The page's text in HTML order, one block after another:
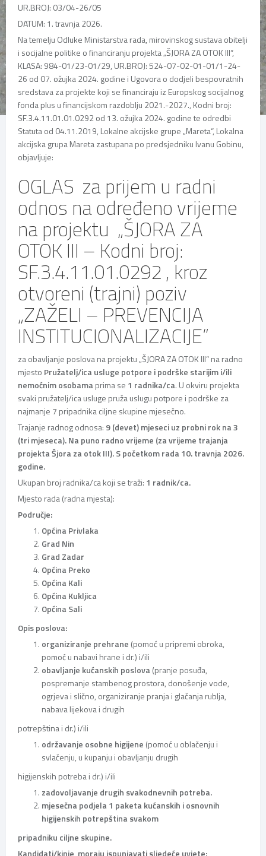
UR.BROJ: 03/04-26/05
DATUM: 1. travnja 2026.
Na temelju Odluke Ministarstva rada, mirovinskog sustava obitelji
i socijalne politike o financiranju projekta „ŠJORA ZA OTOK III“,
KLASA: 984-01/23-01/29, UR.BROJ: 524-07-02-01-01/1-24-
26 od 07. ožujka 2024. godine i Ugovora o dodjeli bespovratnih
sredstava za projekte koji se financiraju iz Europskog socijalnog
fonda plus u financijskom razdoblju 2021.-2027., Kodni broj:
SF.3.4.11.01.01.0292 od 13. ožujka 2024. godine te odredbi
Statuta od 04.11.2019, Lokalne akcijske grupe „Mareta“, Lokalna
akcijska grupa Mareta zastupana po predsjedniku Ivanu Gobinu,
objavljuje:
OGLAS za prijem u radni
odnos na određeno vrijeme
na projektu „ŠJORA ZA
OTOK III – Kodni broj:
SF.3.4.11.01.0292 , kroz
otvoreni (trajni) poziv
„ZAŽELI – PREVENCIJA
INSTITUCIONALIZACIJE“
za obavljanje poslova na projektu „ŠJORA ZA OTOK III“ na radno
mjesto Pružatelj/ica usluge potpore i podrške starijim i/ili
nemoćnim osobama prima se 1 radnika/ca. U okviru projekta
svaki pružatelj/ica usluge pruža uslugu potpore i podrške za
najmanje 7 pripadnika ciljne skupine mjesečno.
Trajanje radnog odnosa: 9 (devet) mjeseci uz probni rok na 3
(tri mjeseca). Na puno radno vrijeme (za vrijeme trajanja
projekta Šjora za otok III). S početkom rada 10. travnja 2026.
godine.
Ukupan broj radnika/ca koji se traži: 1 radnik/ca.
Mjesto rada (radna mjesta):
Područje:
Općina Privlaka
Grad Nin
Grad Zadar
Općina Preko
Općina Kali
Općina Kukljica
Općina Sali
Opis poslova:
organiziranje prehrane (pomoć u pripremi obroka,
pomoć u nabavi hrane i dr.) i/ili
obavljanje kućanskih poslova (pranje posuđa,
pospremanje stambenog prostora, donošenje vode,
ogrjeva i slično, organiziranje pranja i glačanja rublja,
nabava lijekova i drugih
potrepština i dr.) i/ili
održavanje osobne higijene (pomoć u oblačenju i
svlačenju, u kupanju i obavljanju drugih
higijenskih potreba i dr.) i/ili
zadovoljavanje drugih svakodnevnih potreba.
mjesečna podjela 1 paketa kućanskih i osnovnih
higijenskih potrepština svakom
pripadniku ciljne skupine.
Kandidati/kinje moraju ispunjavati sljedeće uvjete: